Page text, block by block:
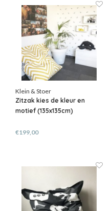
Klein & Stoer
Zitzak kies de kleur en
motief (135x135cm)
€199,00